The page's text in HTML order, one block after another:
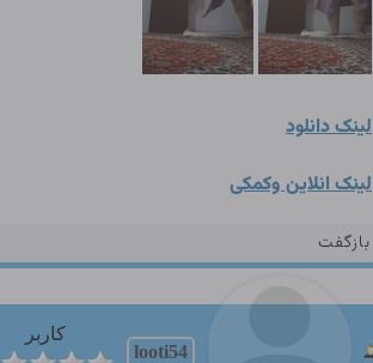
لینک دانلود
لینک انلاین وکمکی
بازگفت
looti54
کاربر